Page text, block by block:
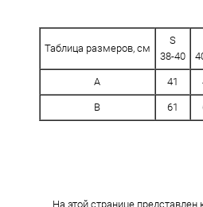
Таблица размеров, см
S
38-40
A 41
B 61
На этой странице представлен